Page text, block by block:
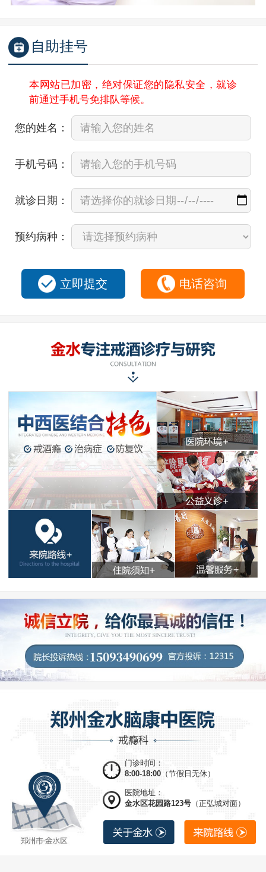
自助挂号
本网站已加密，绝对保证您的隐私安全，就诊
前通过手机号免排队等候。
您的姓名：
手机号码：
就诊日期：
预约病种：
立即提交 电话咨询
门诊时间：
8:00-18:00 （节假日无休）
医院地址：
金水区花园路123号 （正弘城对面）